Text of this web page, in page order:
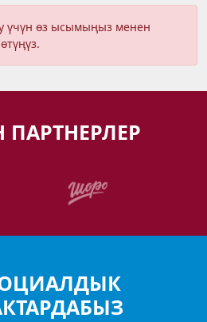
үчүн өз ысымыңыз менен
өтүңүз.